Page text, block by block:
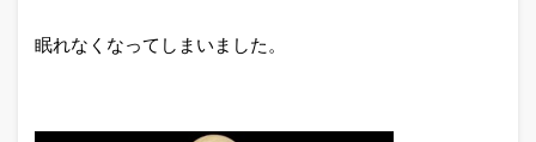
眠れなくなってしまいました。